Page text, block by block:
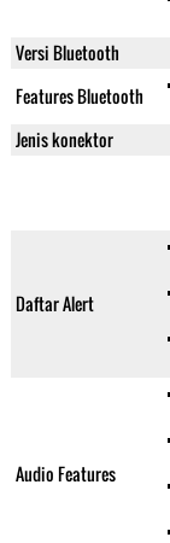
Versi Bluetooth
Features Bluetooth
Jenis konektor
Daftar Alert
Audio Features